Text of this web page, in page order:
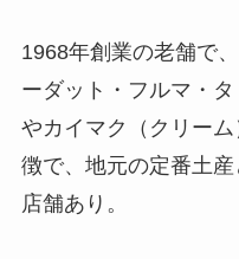
1968年創業の老舗で
ーダット・フルマ・
やカイマク（クリー
徴で、地元の定番土
店舗あり。